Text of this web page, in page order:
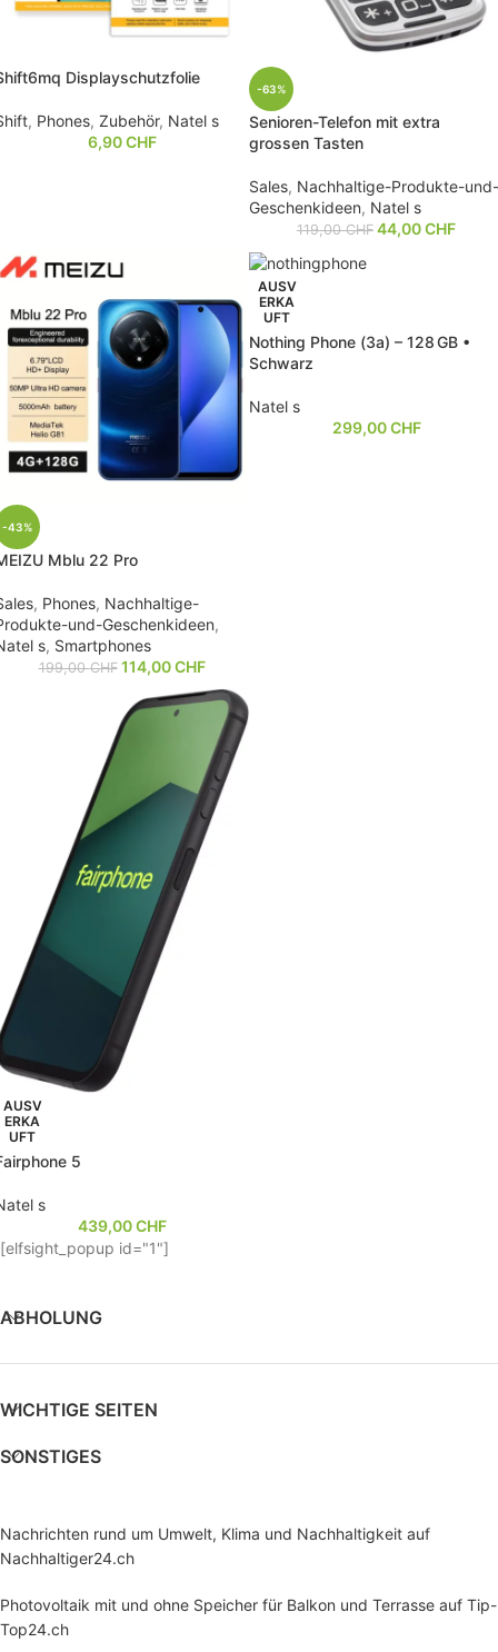
Displayschutzfolie
, Phones, Zubehör, Natel s
6,90CHF
-63%
Senioren-Telefon mit extra
grossen Tasten
Sales, Nachhaltige-Produkte-und-
Geschenkideen, Natel s
119,00CHF 44,00CHF
-43%
Mblu 22 Pro
, Phones, Nachhaltige-
und-Geschenkideen,
s, Smartphones
199,00CHF 114,00CHF
AUSV
ERKA
UFT
Nothing Phone (3a) – 128 GB •
Schwarz
Natel s
299,00CHF
AUSV
ERKA
UFT
5
s
439,00CHF
[elfsight_popup id="1"]
ABHOLUNG
WICHTIGE SEITEN
SONSTIGES
Nachrichten rund um Umwelt, Klima und Nachhaltigkeit auf
Nachhaltiger24.ch
Photovoltaik mit und ohne Speicher für Balkon und Terrasse auf Tip-
Top24.ch